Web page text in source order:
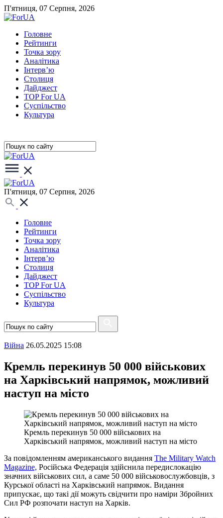
П'ятниця, 07 Серпня, 2026
Головне
Рейтинги
Точка зору
Аналітика
Інтерв’ю
Столиця
Дайджест
TOP For UA
Суспiльство
Культура
П'ятниця, 07 Серпня, 2026
Головне
Рейтинги
Точка зору
Аналітика
Інтерв’ю
Столиця
Дайджест
TOP For UA
Суспiльство
Культура
Війна 26.05.2025 15:08
Кремль перекинув 50 000 військових
на Харківський напрямок, можливий
наступ на місто
Кремль перекинув 50 000 військових на
Харківський напрямок, можливий наступ на місто
За повідомленням американського видання The Military Watch
Magazine, Російська Федерація здійснила передислокацію
значних військових сил, а саме 50 000 військовослужбовців, з
Курської області на Харківський напрямок. Видання
припускає, що такі дії можуть свідчити про наміри Збройних
Сил РФ розпочати наступ на Харків.